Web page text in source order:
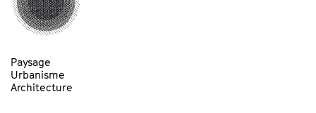
Paysage
Urbanisme
Architecture